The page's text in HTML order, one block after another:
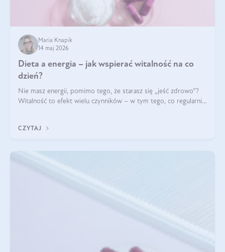
Maria Knapik
14 maj 2026
Dieta a energia – jak wspierać witalność na co
dzień?
Nie masz energii, pomimo tego, że starasz się „jeść zdrowo”?
Witalność to efekt wielu czynników – w tym tego, co regularnie
CZYTAJ